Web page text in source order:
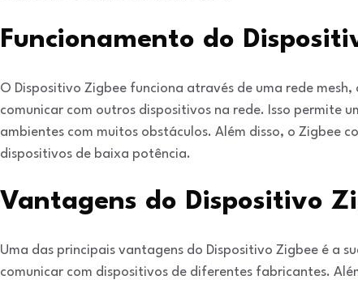
Funcionamento do
O Dispositivo Zigbee funciona através de uma rede
comunicar com outros dispositivos na rede. Isso permite
ambientes com muitos obstáculos. Além disso, o Zigbee
dispositivos de baixa potência.
Vantagens do Dispositivo
Uma das principais vantagens do Dispositivo Zigbee é a
comunicar com dispositivos de diferentes fabricantes.